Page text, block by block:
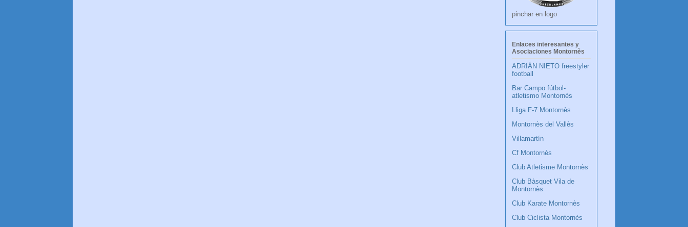
pinchar en logo
Enlaces interesantes y
Asociaciones Montornès
ADRIÁN NIETO freestyler
football
Bar Campo fútbol-
atletismo Montornès
Lliga F-7 Montornès
Montornès del Vallès
Villamartín
Cf Montornès
Club Atletisme Montornès
Club Bàsquet Vila de
Montornès
Club Karate Montornès
Club Ciclista Montornès